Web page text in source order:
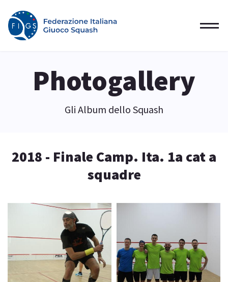
Photogallery
Gli Album dello Squash
2018 - Finale Camp. Ita. 1a cat a
squadre